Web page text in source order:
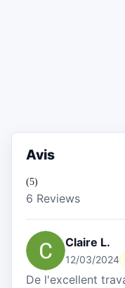
Avis
(5)
6 Reviews
Claire L.
12/03/2024
De l'excellent